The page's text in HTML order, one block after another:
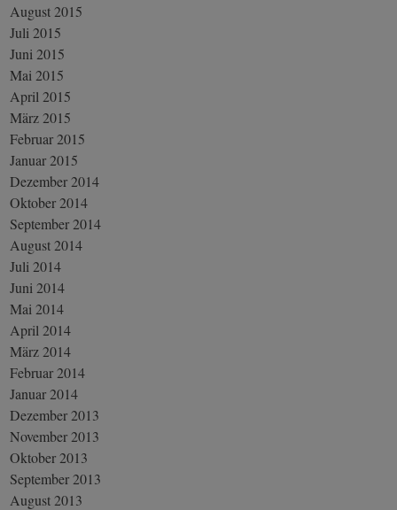
August 2015
Juli 2015
Juni 2015
Mai 2015
April 2015
März 2015
Februar 2015
Januar 2015
Dezember 2014
Oktober 2014
September 2014
August 2014
Juli 2014
Juni 2014
Mai 2014
April 2014
März 2014
Februar 2014
Januar 2014
Dezember 2013
November 2013
Oktober 2013
September 2013
August 2013